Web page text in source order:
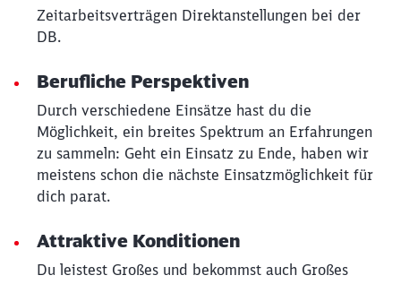
Zeitarbeitsverträgen Direktanstellungen bei der
DB.
Berufliche Perspektiven
Durch verschiedene Einsätze hast du die
Möglichkeit, ein breites Spektrum an Erfahrungen
zu sammeln: Geht ein Einsatz zu Ende, haben wir
meistens schon die nächste Einsatzmöglichkeit für
dich parat.
Attraktive Konditionen
Du leistest Großes und bekommst auch Großes